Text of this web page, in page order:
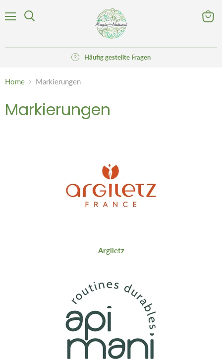
Häufig gestellte Fragen
Home Markierungen
Markierungen
Argiletz